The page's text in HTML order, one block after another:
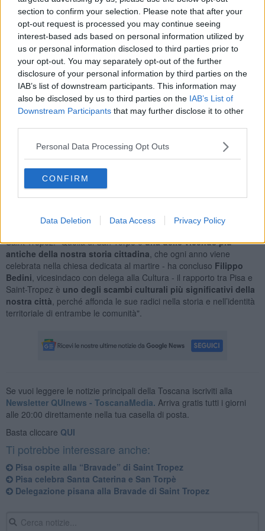
section to confirm your selection. Please note that after your
opt-out request is processed you may continue seeing
interest-based ads based on personal information utilized by
us or personal information disclosed to third parties prior to
your opt-out. You may separately opt-out of the further
disclosure of your personal information by third parties on the
IAB’s list of downstream participants. This information may
also be disclosed by us to third parties on the IAB’s List of
Downstream Participants that may further disclose it to other
Personal Data Processing Opt Outs
CONFIRM
Data Deletion Data Access Privacy Policy
pisane, si stanno tenendo delle iniziative per rafforzare l'amicizia
italofrancese, tant'è che il custode delle tradizioni storiche di Saint-
Tropez,Serge Astézan, sta visitando due istituti ogni mattina
insieme agli assessori, consegnando il libro alle classi seconde
delle scuole medie in cui si insegna il francese.
"Il libro vuole stimolare la scoperta della storia di San Torpè e delle
relazioni tra Pisa e Saint-Tropez - ha dettoRiccardo Buscemi,
assessore ai Gemellaggi e alla Scuola - per incentivare gli studenti,
l’amministrazione sta lavorando all’idea di
organizzare un
concorso tra le scuole legato alle tematiche del volume
in occasione della prossima Bravade, che si svolgerà domenica 17
Maggio 2026".
alla cultura e alle tradizioni
Filippo Bedini – rappresenta un
Saint-Tropez. "Quella di San Torpè èuna delle vicende più
antiche della nostra storia cittadina , che ogni anno viene
celebrata nella chiesa dedicata al martire - ha concluso Filippo
Bedini , vicesindaco con delega alla Cultura - il rapporto tra Pisa e
Saint-Tropez è uno degli scambi culturali più significativi della
nostra città , perché affonda le sue radici nella storia e nell’identità
territoriale di entrambe le comunità".
Se vuoi leggere le notizie principali della Toscana iscriviti alla
Newsletter QUInews - ToscanaMedia. Arriva gratis tutti i giorni
alle 20:00 direttamente nella tua casella di posta.
Basta cliccare QUI
Ti potrebbe interessare anche:
Pisa ospite alla “Bravade” di Saint Tropez
Pisa celebra Santa Caterina e San Torpè
Delegazione pisana alla Bravade di Saint Tropez